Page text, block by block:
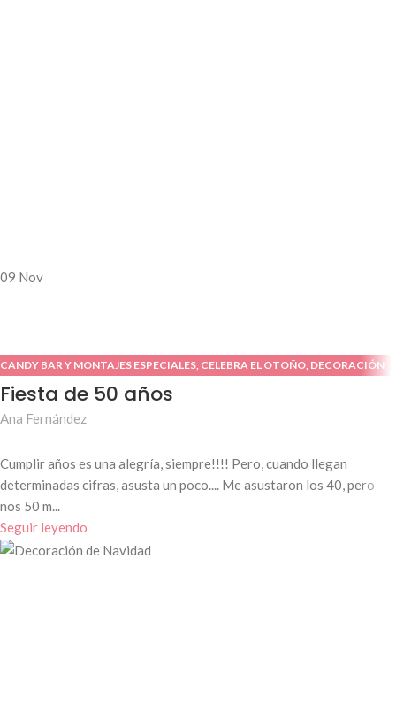
09 Nov
CANDY BAR Y MONTAJES ESPECIALES, CELEBRA EL OTOÑO, DECORACIÓN
DE MESAS
FIESTAS ADULTOS
Fiesta de 50 años
Ana Fernández
Cumplir años es una alegría, siempre!!!! Pero, cuando llegan
determinadas cifras, asusta un poco.... Me asustaron los 40, pero
nos 50 m...
Seguir leyendo